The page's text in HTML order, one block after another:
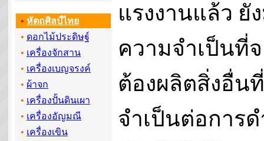
• หัตถศิลป์ไทย
• ดอกไม้ประดิษฐ์
• เครื่องจักสาน
• เครื่องเบญจรงค์
• ผ้าจก
• เครื่องปั้นดินเผา
• เครื่องอัญมณี
• เครื่องเขิน
แรงงานแล้ว ยั
ความจำเป็นที่
ต้องผลิตสิ่งอื่นที่
จำเป็นต่อการด